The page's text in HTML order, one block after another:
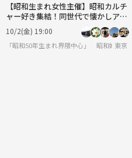
【昭和生まれ女性主催】昭和カルチ
ャー好き集結！同世代で懐かしアイ
ドル＆レトロなお話などして過ごす
会☆
10/2(金) 19:00
「昭和50年生まれ界隈中心」 昭和好き
東京